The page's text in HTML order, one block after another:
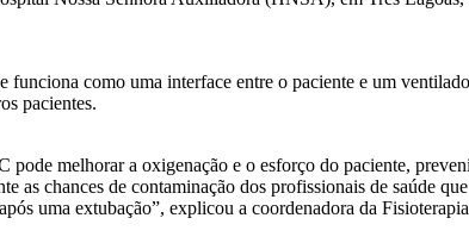
como uma interface entre o paciente e um
pacientes.
pode melhorar a oxigenação e o esforço do paciente,
chances de contaminação dos profissionais de saúde
uma extubação”, explicou a coordenadora da